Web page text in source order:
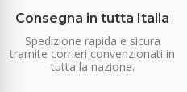
Consegna in tutta Italia
Spedizione rapida e sicura
tramite corrieri convenzionati in
tutta la nazione.